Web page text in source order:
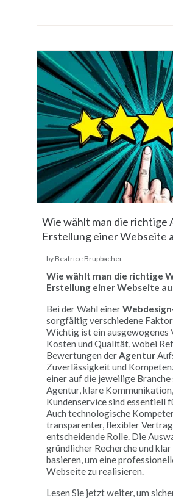
Wie wählt man die richtige
Erstellung einer Webseite
by Beatrice Brupbacher
Wie wählt man die richtige
Erstellung einer Webseite
Bei der Wahl einer
sorgfältig verschiedene
Wichtig ist ein ausgewogenes
Kosten und Qualität, wobei
Bewertungen derAgentur
Zuverlässigkeit und
einer auf die jeweilige
Agentur, klare
Kundenservice sind essentiell
Auch technologische
transparenter, flexibler
entscheidende Rolle. Die
gründlicher Recherche und
basieren, um eine
Webseite zu realisieren.
Lesen Sie jetzt weiter, um